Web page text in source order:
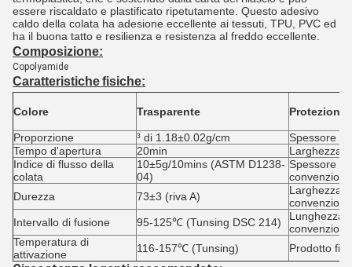
essere riscaldato e plastificato ripetutamente. Questo adesivo
caldo della colata ha adesione eccellente ai tessuti, TPU, PVC ed
ha il buona tatto e resilienza e resistenza al freddo eccellente.
Composizione:
Copolyamide
Caratteristichefisiche:
Colore Trasparente Protezione
Proporzione ³ di 1.18±0.02g/cm
Spessore
Tempo d'apertura
20min
Larghezza
Indice di flusso della
colata
10±5g/10mins (ASTM D1238-
04)
Spessore
Durezza
73±3 (riva A)
Larghezza
Intervallo di fusione
95-125℃ (Tunsing DSC 214)
Lunghezza
Temperatura di
attivazione
116-157℃ (Tunsing) Prodotto